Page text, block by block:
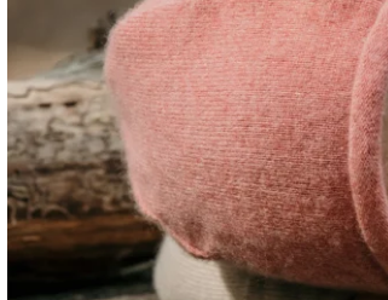
Melde dich jetzt für